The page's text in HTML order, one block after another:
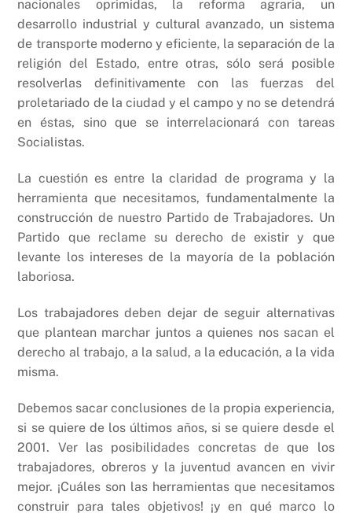
nacionales oprimidas, la reforma agraria, un
desarrollo industrial y cultural avanzado, un sistema
de transporte moderno y eficiente, la separación de la
religión del Estado, entre otras, sólo será posible
resolverlas definitivamente con las fuerzas del
proletariado de la ciudad y el campo y no se detendrá
en éstas, sino que se interrelacionará con tareas
Socialistas.
La cuestión es entre la claridad de programa y la
herramienta que necesitamos, fundamentalmente la
construcción de nuestro Partido de Trabajadores. Un
Partido que reclame su derecho de existir y que
levante los intereses de la mayoría de la población
laboriosa.
Los trabajadores deben dejar de seguir alternativas
que plantean marchar juntos a quienes nos sacan el
derecho al trabajo, a la salud, a la educación, a la vida
misma.
Debemos sacar conclusiones de la propia experiencia,
si se quiere de los últimos años, si se quiere desde el
2001. Ver las posibilidades concretas de que los
trabajadores, obreros y la juventud avancen en vivir
mejor. ¡Cuáles son las herramientas que necesitamos
construir para tales objetivos! ¡y en qué marco lo